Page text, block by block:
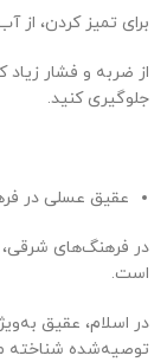
برای تمیز کردن، از
از ضربه و فشار
جلوگیری کنید.
عقیق عسلی در
در فرهنگ‌های
است.
در اسلام، عقیق
توصیه‌شده شناخته